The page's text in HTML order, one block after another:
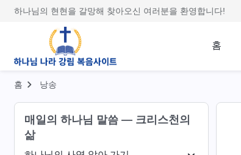
하나님의 현현을 갈망해 찾아오신 여러분을 환영합니다!
홈
홈 낭송
매일의 하나님 말씀 ― 크리스천의
삶
매일의 하나님 말씀 ― 하나님의 사역 알
아 가기 | 발췌문 169
아 가기 | 발췌문 170
아 가기 | 발췌문 171
매일의 하나님 말씀 ― 하나님의 사역 알